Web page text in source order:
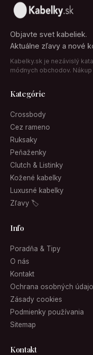
Objavte svet kabeliek.
Aktuálne zľavy a nové
Kabelky.sk je nezávislý
módnych obchodov.
Kategórie
Crossbody
Cez rameno
Ruksaky
Peňaženky
Clutch & Listinky
Kožené kabelky
Luxusné kabelky
Zľavy 🏷
Info
Poradňa & Tipy
O nás
Kontakt
Ochrana osobných
Zásady cookies
Podmienky používania
Sitemap
Kontakt